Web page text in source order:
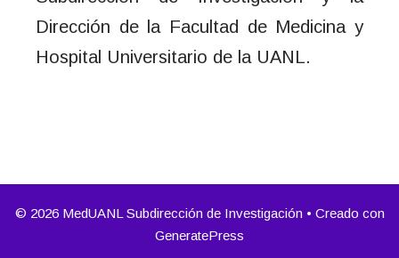
Dirección de la Facultad de Medicina y
Hospital Universitario de la UANL.
© 2026 MedUANL Subdirección de Investigación • Creado con
GeneratePress